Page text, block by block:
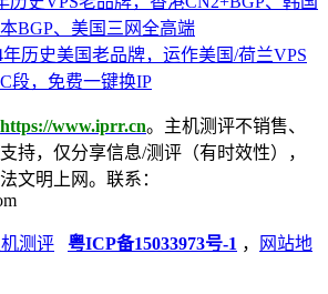
BGP、美国三网全高端
年历史美国老品牌，运作美国/荷兰VPS
段，免费一键换IP
https://www.iprr.cn。主机测评不销售、
持，仅分享信息/测评（有时效性），
文明上网。联系：
测评 粤ICP备15033973号-1 ，
网站地